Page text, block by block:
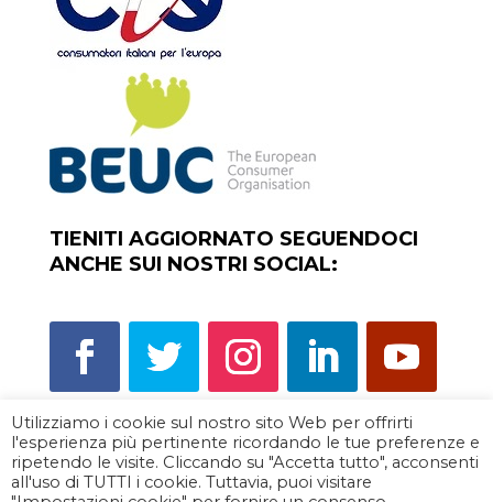
TIENITI AGGIORNATO SEGUENDOCI
ANCHE SUI NOSTRI SOCIAL:
Scorpi la rete degli sportelli del
consumatore
Utilizziamo i cookie sul nostro sito Web per offrirti
l'esperienza più pertinente ricordando le tue preferenze e
ripetendo le visite. Cliccando su "Accetta tutto", acconsenti
all'uso di TUTTI i cookie. Tuttavia, puoi visitare